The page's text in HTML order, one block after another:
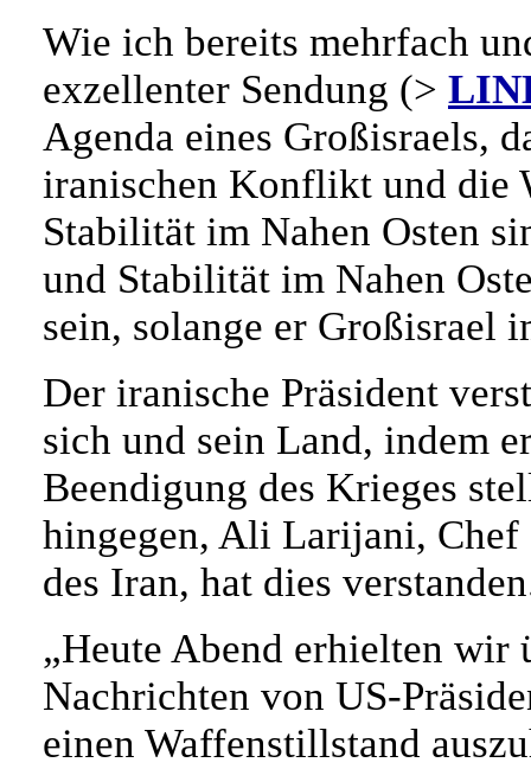
Wie ich bereits mehrfach
exzellenter Sendung (>
Agenda eines Großisraels,
iranischen Konflikt und die
Stabilität im Nahen Osten
und Stabilität im Nahen
sein, solange er Großisrael
Der iranische Präsident
sich und sein Land, indem
Beendigung des Krieges
hingegen, Ali Larijani, Chef
des Iran, hat dies
„Heute Abend erhielten wir
Nachrichten von US-
einen Waffenstillstand